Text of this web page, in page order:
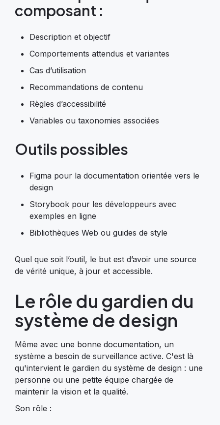
composant :
Description et objectif
Comportements attendus et variantes
Cas d’utilisation
Recommandations de contenu
Règles d’accessibilité
Variables ou taxonomies associées
Outils possibles
Figma pour la documentation orientée vers le
design
Storybook pour les développeurs avec
exemples en ligne
Bibliothèques Web ou guides de style
Quel que soit l’outil, le but est d’avoir une source
de vérité unique, à jour et accessible.
Le rôle du gardien du
système de design
Même avec une bonne documentation, un
système a besoin de surveillance active. C'est là
qu'intervient le gardien du système de design : une
personne ou une petite équipe chargée de
maintenir la vision et la qualité.
Son rôle :